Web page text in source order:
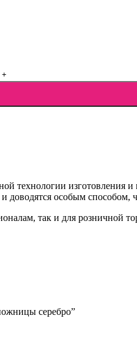
технологии
доводятся особым способом,
так и для розничной
серебро”